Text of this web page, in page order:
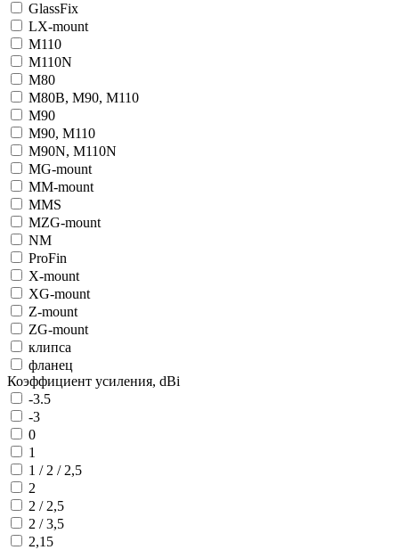
GlassFix
LX-mount
M110
M110N
M80
M80B, M90, M110
M90
M90, M110
M90N, M110N
MG-mount
MM-mount
MMS
MZG-mount
NM
ProFin
X-mount
XG-mount
Z-mount
ZG-mount
клипса
фланец
Коэффициент усиления, dBi
-3.5
-3
0
1
1 / 2 / 2,5
2
2 / 2,5
2 / 3,5
2,15